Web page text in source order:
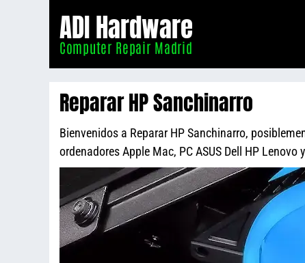
ADI Hardware
Computer Repair Madrid
Reparar HP Sanchinarro
Bienvenidos a Reparar HP Sanchinarro,
ordenadores Apple Mac, PC ASUS Dell HP Lenovo y